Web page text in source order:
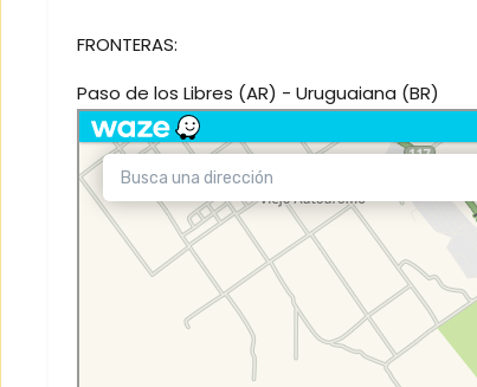
FRONTERAS:
Paso de los Libres (AR) - Uruguaiana (BR)